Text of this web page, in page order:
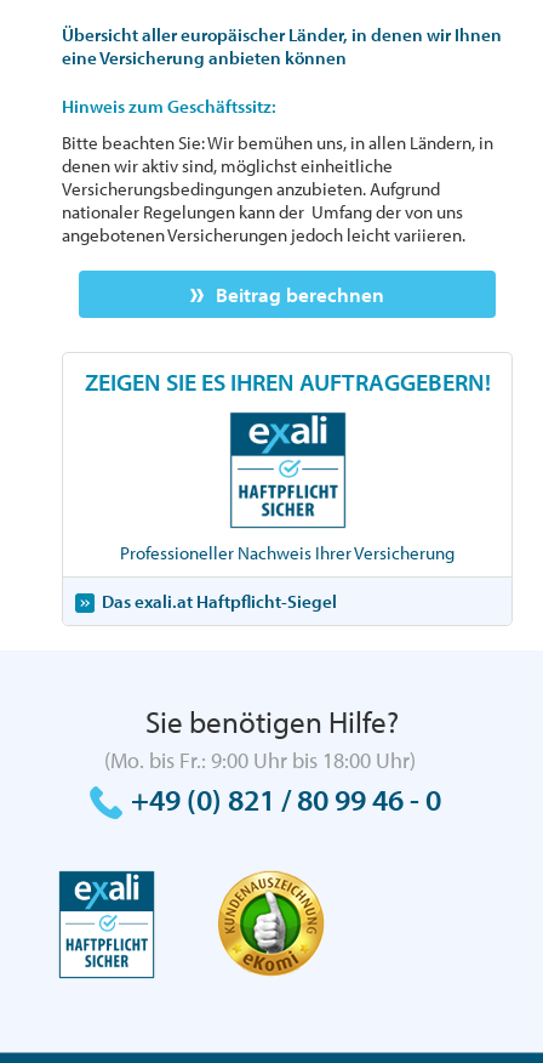
Übersicht aller europäischer Länder, in denen wir Ihnen
eine Versicherung anbieten können
Hinweis zum Geschäftssitz:
Bitte beachten Sie: Wir bemühen uns, in allen Ländern, in
denen wir aktiv sind, möglichst einheitliche
Versicherungsbedingungen anzubieten. Aufgrund
nationaler Regelungen kann der Umfang der von uns
angebotenen Versicherungen jedoch leicht variieren.
Beitrag berechnen
ZEIGEN SIE ES IHREN AUFTRAGGEBERN!
Professioneller Nachweis Ihrer Versicherung
Das exali.at Haftpflicht-Siegel
Sie benötigen Hilfe?
(Mo. bis Fr.: 9:00 Uhr bis 18:00 Uhr)
+49 (0) 821 / 80 99 46 - 0